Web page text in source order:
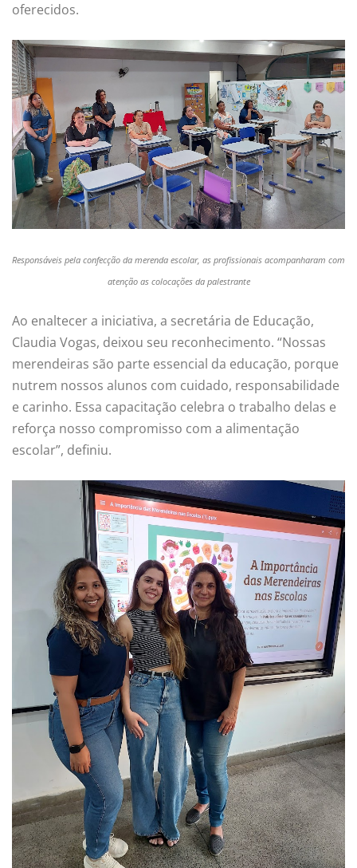
oferecidos.
Responsáveis pela confecção da merenda escolar, as profissionais acompanharam com
atenção as colocações da palestrante
Ao enaltecer a iniciativa, a secretária de Educação,
Claudia Vogas, deixou seu reconhecimento. “Nossas
merendeiras são parte essencial da educação, porque
nutrem nossos alunos com cuidado, responsabilidade
e carinho. Essa capacitação celebra o trabalho delas e
reforça nosso compromisso com a alimentação
escolar”, definiu.